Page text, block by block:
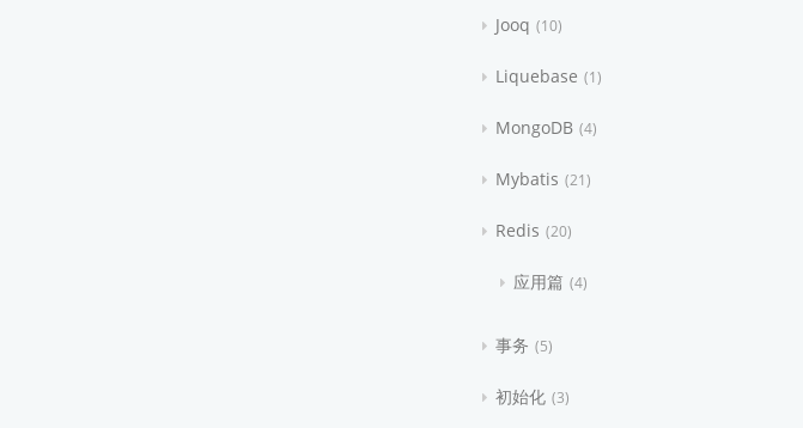
Jooq 10
Liquebase 1
MongoDB 4
Mybatis 21
Redis 20
应用篇 4
事务 5
初始化 3